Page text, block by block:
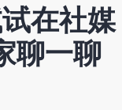
在社媒
聊一聊